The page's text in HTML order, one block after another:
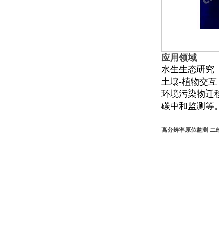
应用领域
水生生态研究
土壤-植物交互
环境污染物迁
碳中和监测等
高分辨率原位监测 二